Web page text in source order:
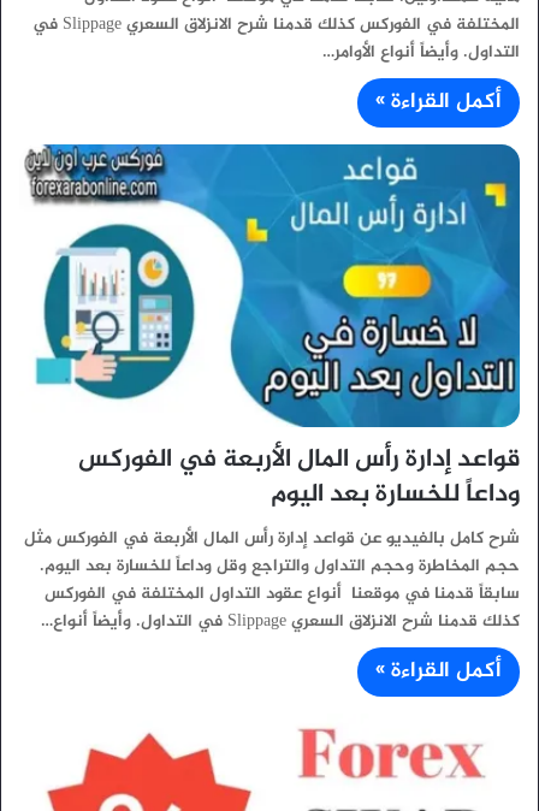
المختلفة في الفوركس كذلك قدمنا شرح الانزلاق السعري Slippage في
التداول. وأيضاً أنواع الأوامر…
أكمل القراءة »
قواعد إدارة رأس المال الأربعة في الفوركس
وداعاً للخسارة بعد اليوم
شرح كامل بالفيديو عن قواعد إدارة رأس المال الأربعة في الفوركس مثل
حجم المخاطرة وحجم التداول والتراجع وقل وداعاً للخسارة بعد اليوم.
سابقاً قدمنا في موقعنا أنواع عقود التداول المختلفة في الفوركس
كذلك قدمنا شرح الانزلاق السعري Slippage في التداول. وأيضاً أنواع…
أكمل القراءة »